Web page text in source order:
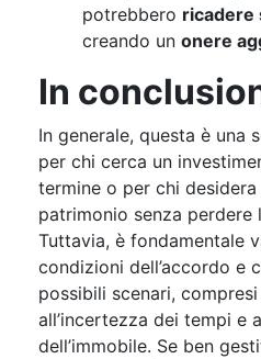
potrebbero ricadere
creando un onere
In
In generale, questa è una
per chi cerca un
termine o per chi
patrimonio senza perdere
Tuttavia, è fondamentale
condizioni dell’accordo e
possibili scenari,
all’incertezza dei tempi e
dell’immobile. Se ben